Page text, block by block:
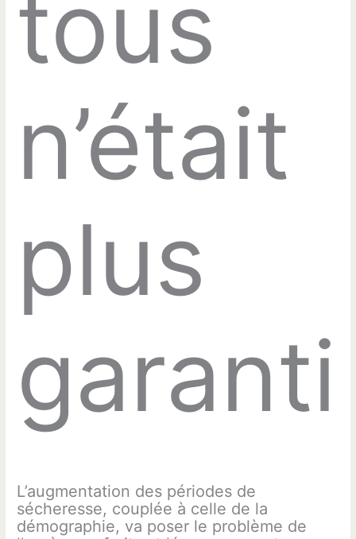
tous
n’était
plus
garanti
L’augmentation des périodes de
sécheresse, couplée à celle de la
démographie, va poser le problème de